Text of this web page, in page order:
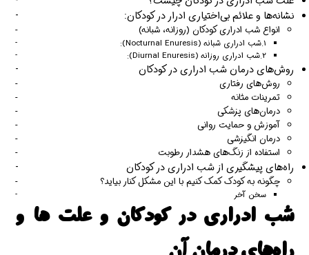
نشانه‌ها و علائم بی‌اختیاری ادرار در کودکان:
انواع شب ادراری کودکان (روزانه، شبانه)
1.شب‌ ادراری شبانه (Nocturnal Enuresis):
2.شب‌ ادراری روزانه (Diurnal Enuresis):
روش‌های درمان شب ادراری در کودکان
روش‌های رفتاری
تمرینات مثانه
درمان‌های پزشکی
آموزش و حمایت روانی
درمان انگیزشی
استفاده از زنگ‌های هشدار رطوبت
راه‌های پیشگیری از شب ادراری در کودکان
چگونه به کودک کمک کنیم با این مشکل کنار بیاید؟
سخن آخر
شب ادراری در کودکان و علت ها و